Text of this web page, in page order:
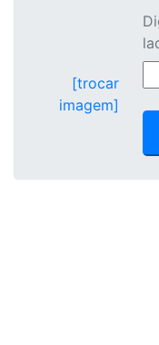
[trocar
imagem]